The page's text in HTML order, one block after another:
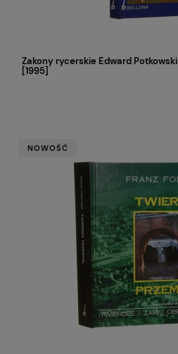
Zakony rycerskie Edward Potkowski
[1995]
NOWOŚĆ